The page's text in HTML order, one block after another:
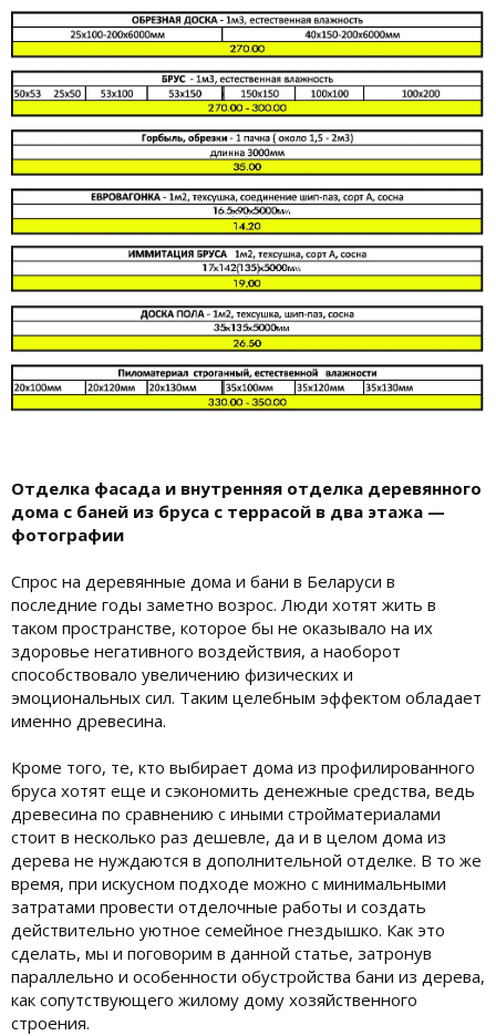
Отделка фасада и внутренняя отделка деревянного
дома с баней из бруса с террасой в два этажа —
фотографии
Спрос на деревянные дома и бани в Беларуси в
последние годы заметно возрос. Люди хотят жить в
таком пространстве, которое бы не оказывало на их
здоровье негативного воздействия, а наоборот
способствовало увеличению физических и
эмоциональных сил. Таким целебным эффектом обладает
именно древесина.
Кроме того, те, кто выбирает дома из профилированного
бруса хотят еще и сэкономить денежные средства, ведь
древесина по сравнению с иными стройматериалами
стоит в несколько раз дешевле, да и в целом дома из
дерева не нуждаются в дополнительной отделке. В то же
время, при искусном подходе можно с минимальными
затратами провести отделочные работы и создать
действительно уютное семейное гнездышко. Как это
сделать, мы и поговорим в данной статье, затронув
параллельно и особенности обустройства бани из дерева,
как сопутствующего жилому дому хозяйственного
строения.